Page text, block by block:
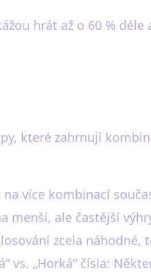
hrát až o 60 % déle
které zahrnují
více kombinací
ale častější
zcela náhodné,
vs. „Horká“ čísla: